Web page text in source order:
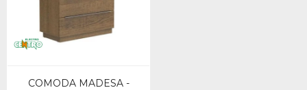
COMODA MADESA -